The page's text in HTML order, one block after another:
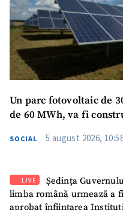
Un parc fotovoltaic de
de 60 MWh, va fi
SOCIAL 5 august 2026,
LIVE
Ședința
limba română urmează a
aprobat înființarea